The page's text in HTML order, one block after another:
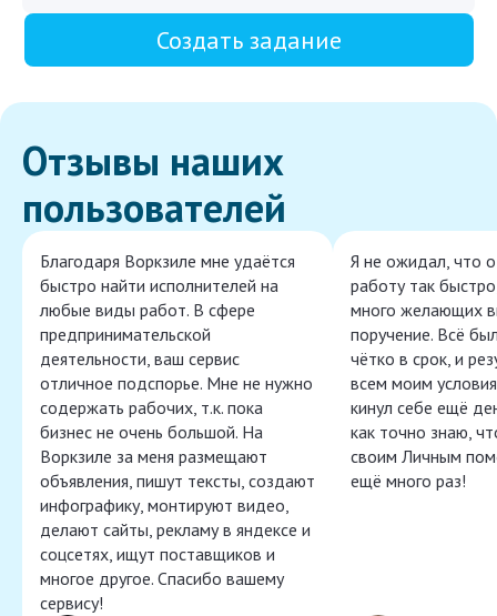
Создать задание
Отзывы наших
пользователей
Благодаря Воркзиле мне удаётся
быстро найти исполнителей на
любые виды работ. В сфере
предпринимательской
деятельности, ваш сервис
отличное подспорье. Мне не нужно
содержать рабочих, т.к. пока
бизнес не очень большой. На
Воркзиле за меня размещают
объявления, пишут тексты, создают
инфографику, монтируют видео,
делают сайты, рекламу в яндексе и
соцсетях, ищут поставщиков и
многое другое. Спасибо вашему
сервису!
Я не ожидал, что
работу так
много желающих
поручение. Всё
чётко в срок, и
всем моим
кинул себе ещё
как точно знаю,
своим Личным
ещё много раз!